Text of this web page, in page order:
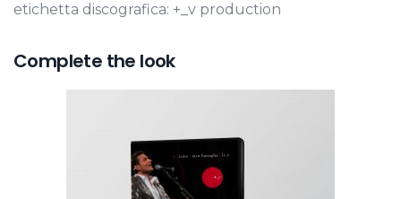
etichetta discografica: +_v production
Complete the look